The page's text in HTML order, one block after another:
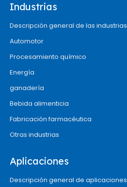
Industrias
Descripción general de las industrias
Automotor
Procesamiento químico
Energía
ganadería
Bebida alimenticia
Fabricación farmacéutica
Otras industrias
Aplicaciones
Descripción general de aplicaciones